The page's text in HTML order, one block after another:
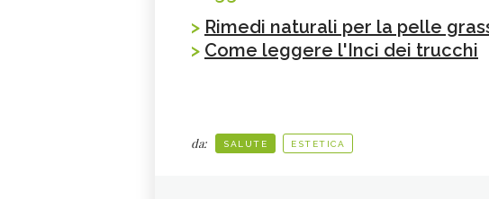
> Rimedi naturali per la pelle
> Come leggere l'Inci dei trucchi
da: SALUTE ESTETICA